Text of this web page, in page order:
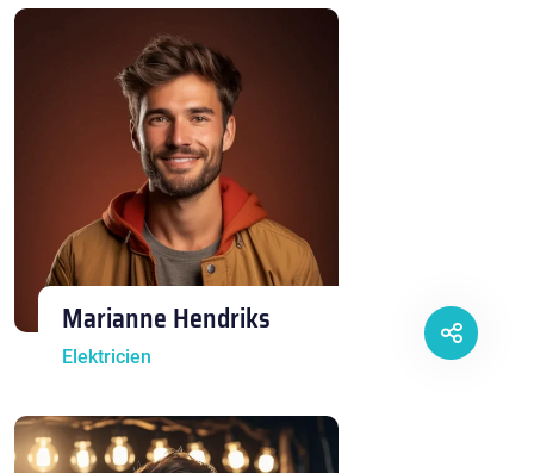
Marianne Hendriks
Elektricien